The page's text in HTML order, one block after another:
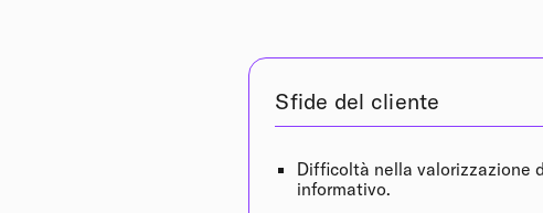
Sfide del cliente
Difficoltà nella valorizzazione
informativo.